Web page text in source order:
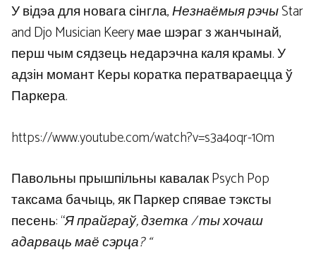
У відэа для новага сінгла,Незнаёмыя рэчыStar
and Djo Musician Keery мае шэраг з жанчынай,
перш чым сядзець недарэчна каля крамы. У
адзін момант Керы коратка ператвараецца ў
Паркера.
https://www.youtube.com/watch?v=s3a4oqr-10m
Павольны прышпільны кавалак Psych Pop
таксама бачыць, як Паркер спявае тэксты
песень: “Я прайграў, дзетка / ты хочаш
адарваць маё сэрца? “